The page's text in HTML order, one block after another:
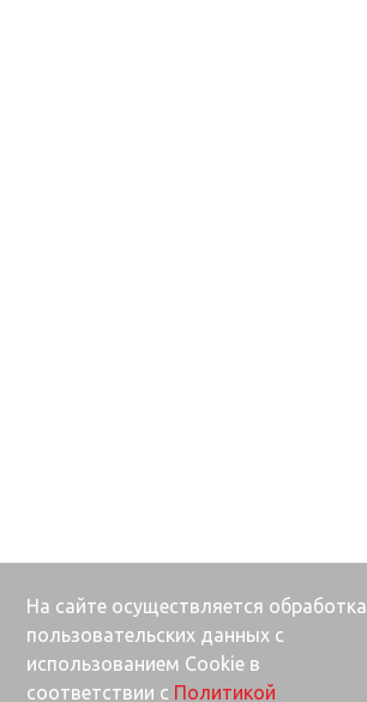
На сайте осуществляется обработка
пользовательских данных с
использованием Cookie в
соответствии с Политикой